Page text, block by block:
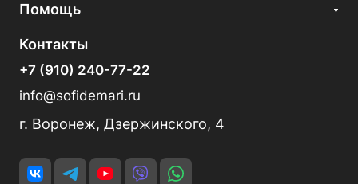
Помощь
Контакты
+7 (910) 240-77-22
info@sofidemari.ru
г. Воронеж, Дзержинского, 4